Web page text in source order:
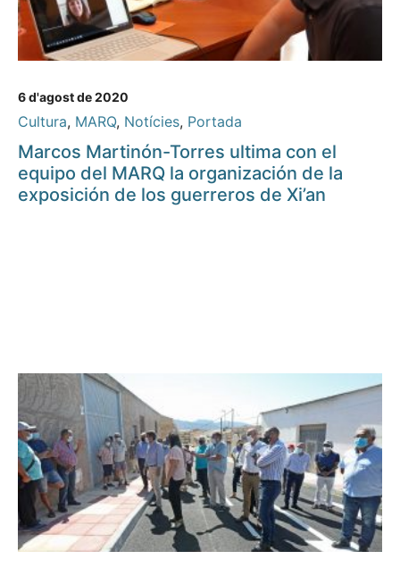
6 d'agost de 2020
Cultura, MARQ, Notícies, Portada
Marcos Martinón-Torres ultima con el
equipo del MARQ la organización de la
exposición de los guerreros de Xi’an